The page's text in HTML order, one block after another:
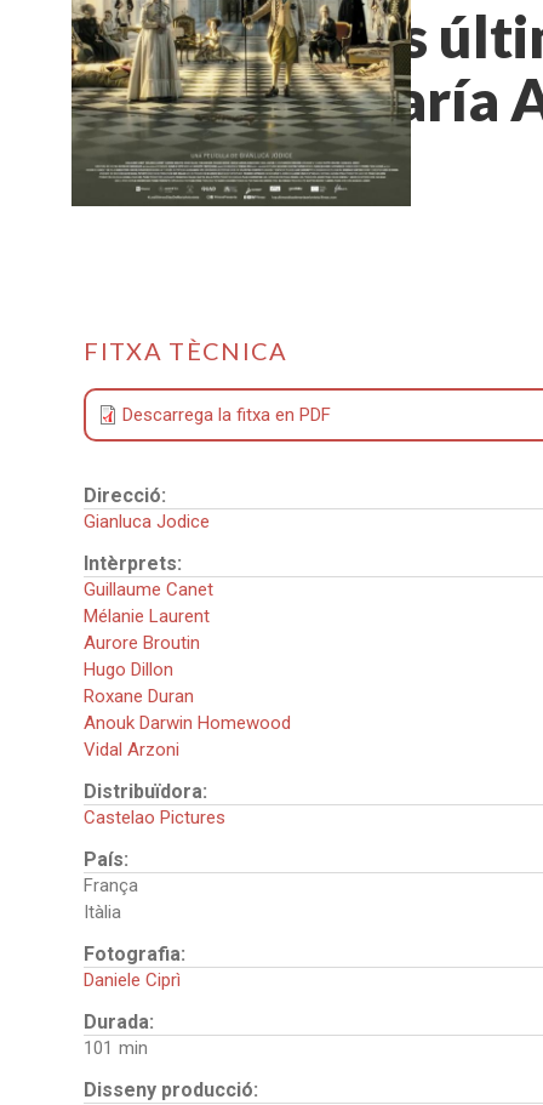
Los
María
FITXA TÈCNICA
Descarrega la fitxa en PDF
Direcció:
Gianluca Jodice
Intèrprets:
Guillaume Canet
Mélanie Laurent
Aurore Broutin
Hugo Dillon
Roxane Duran
Anouk Darwin Homewood
Vidal Arzoni
Distribuïdora:
Castelao Pictures
País:
França
Itàlia
Fotografia:
Daniele Ciprì
Durada:
101
Disseny producció: